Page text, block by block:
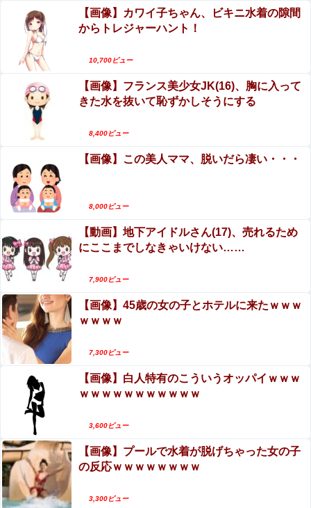
「赤ちゃんに絶対に母乳を上げないで！」（衝撃
動画）
巨乳悦楽のおすすめAV!巨乳女優とのパイズリや
から乳首が透けてしまう放送事故ｗｗｗ
とデートか？
手マン嫌がる彼氏持ちギャル「ねぇもうやめ
て！」⇒ マ○コは正直だった結果…
【閲覧注意】JK妹と喧嘩した兄、3分後妹が こう
【画像】カワイ子ちゃん、ビキニ水着の隙間
からトレジャーハント！
10,700ビュー
【画像】フランス美少女JK(16)、胸に入って
きた水を抜いて恥ずかしそうにする
8,400ビュー
【画像】この美人ママ、脱いだら凄い・・・
8,000ビュー
【動画】地下アイドルさん(17)、売れるため
にここまでしなきゃいけない……
7,900ビュー
【画像】45歳の女の子とホテルに来たｗｗｗ
ｗｗｗｗ
7,300ビュー
【画像】白人特有のこういうオッパイｗｗｗ
ｗｗｗｗｗｗｗｗｗｗｗ
3,600ビュー
【画像】プールで水着が脱げちゃった女の子
の反応ｗｗｗｗｗｗｗｗ
3,300ビュー